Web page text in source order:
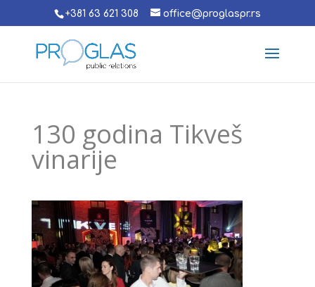
+381 63 621 308 office@proglaspr.rs
130 godina Tikveš
vinarije